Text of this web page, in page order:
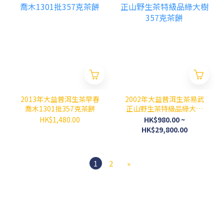
2013年大益普洱生茶早春
喬木1301批357克茶餅
HK$1,480.00
2002年大益普洱生茶易武
正山野生茶特級品綠大樹
357克茶餅
HK$980.00 ~
HK$29,800.00
1 2 »